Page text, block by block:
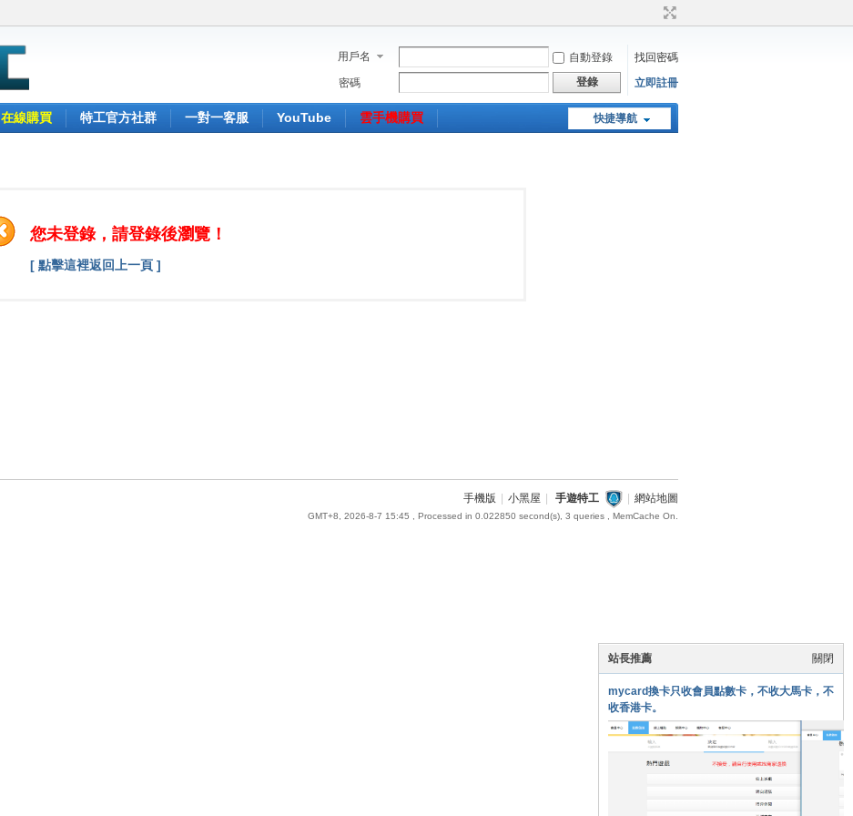
用戶名 自動登錄
找回密碼
密碼
登錄 立即註冊
快捷導航
在線購買 特工官方社群 一對一客服 YouTube
雲手機購買
您未登錄，請登錄後瀏覽！
[ 點擊這裡返回上一頁 ]
關閉
站長推薦
mycard換卡只收會員點數卡，不收大馬卡，不
收香港卡。
手機版 小黑屋 手遊特工 網站地圖
GMT+8, 2026-8-7 15:45 , Processed in 0.022850 second(s), 3 queries , MemCache On.